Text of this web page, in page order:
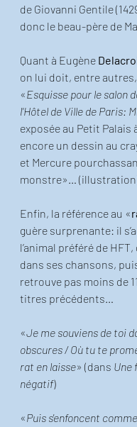
de Giovanni Gentile
donc le beau-père de
Quant à Eugène
on lui doit, entre
«Esquisse pour le salon
l'Hôtel de Ville de Paris:
exposée au Petit Palais
encore un dessin au
et Mercure
monstre»…
Enfin, la référence au «
guère surprenante: il
l’animal préféré de
dans ses chansons,
retrouve pas moins de
titres précédents…
«Je me souviens de toi
obscures / Où tu te
rat en laisse» (dans Une
négatif)
«Puis s'enfoncent